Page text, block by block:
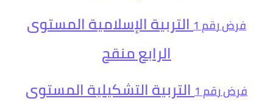
فرضرقم 1 التربية الإسلامية المستوى
الرابع منقح
فرضرقم 1 التربية التشكيلية المستوى